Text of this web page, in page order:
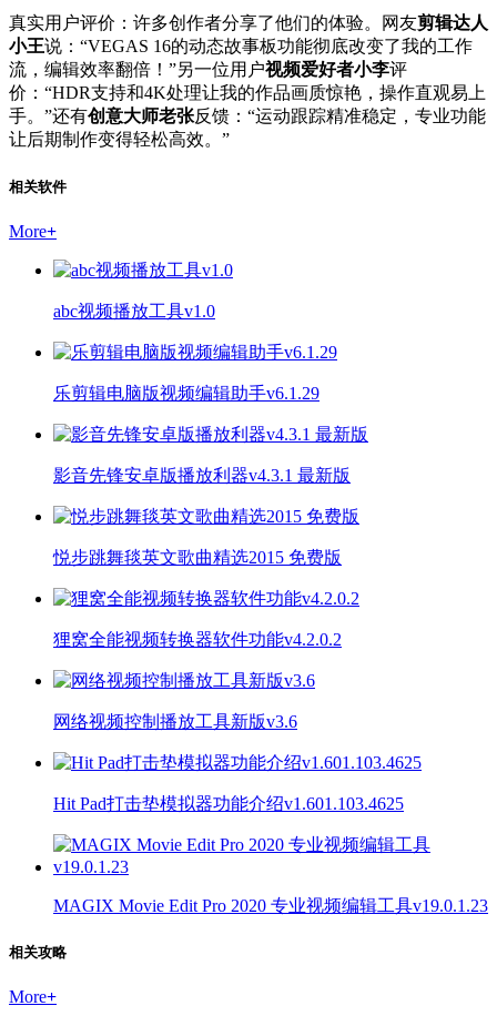
真实用户评价：许多创作者分享了他们的体验。网友剪辑达人
小王说：“VEGAS 16的动态故事板功能彻底改变了我的工作
流，编辑效率翻倍！”另一位用户视频爱好者小李评
价：“HDR支持和4K处理让我的作品画质惊艳，操作直观易上
手。”还有创意大师老张反馈：“运动跟踪精准稳定，专业功能
让后期制作变得轻松高效。”
相关软件
More+
abc视频播放工具v1.0
乐剪辑电脑版视频编辑助手v6.1.29
影音先锋安卓版播放利器v4.3.1 最新版
悦步跳舞毯英文歌曲精选2015 免费版
狸窝全能视频转换器软件功能v4.2.0.2
网络视频控制播放工具新版v3.6
Hit Pad打击垫模拟器功能介绍v1.601.103.4625
MAGIX Movie Edit Pro 2020 专业视频编辑工具v19.0.1.23
相关攻略
More+